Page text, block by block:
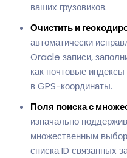
ваших грузовиков.
Очистить и
автоматически
Oracle записи,
как почтовые индексы
в GPS-координаты.
Поля поиска с
изначально
множественным
списка ID связанных